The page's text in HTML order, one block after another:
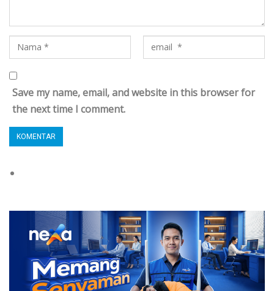
Save my name, email, and website in this browser for
the next time I comment.